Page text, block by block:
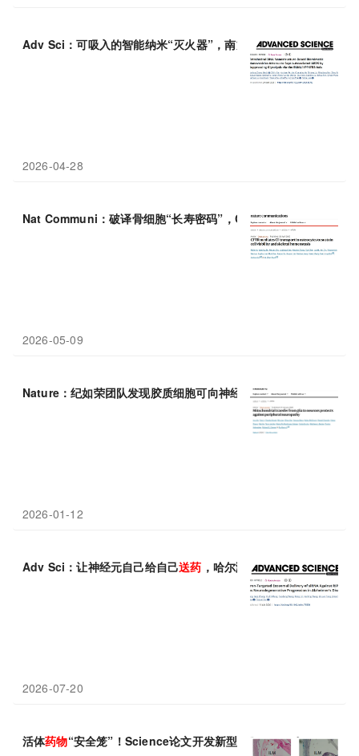
Adv Sci：可吸入的智能纳米“灭火器”，南方医科大学廖玉辉等团
2026-04-28
Nat Communi：破译骨细胞“长寿密码”，CFTR氯离子通道为骨
2026-05-09
Nature：纪如荣团队发现胶质细胞可向神经元 “输送线粒体” ，保
2026-01-12
Adv Sci：让神经元自己给自己送药 ，哈尔滨医科大学崔飞云等
2026-07-20
活体药物“安全笼”！Science论文开发新型强力水凝胶，让工程细